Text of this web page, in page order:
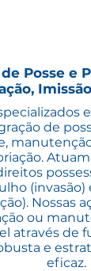
Posse e
de
(invasão)
Nossas
ou
através de
e
eficaz.